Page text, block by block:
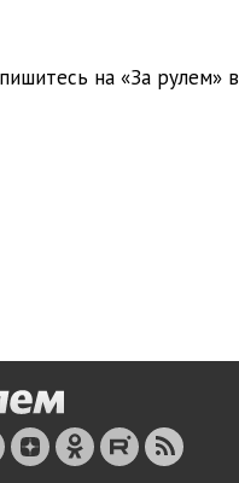
на «За рулем» в